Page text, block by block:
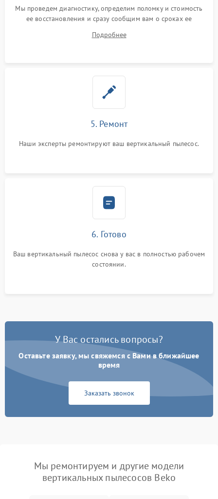
Мы проведем диагностику, определим поломку и стоимость
ее восстановления и сразу сообщим вам о сроках ее
Подробнее
5. Ремонт
Наши эксперты ремонтируют ваш вертикальный пылесос.
6. Готово
Ваш вертикальный пылесос снова у вас в полностью рабочем
состоянии.
У Вас остались вопросы?
Оставьте заявку, мы свяжемся с Вами в ближайшее
время
Заказать звонок
Мы ремонтируем и другие модели
вертикальных пылесосов Beko